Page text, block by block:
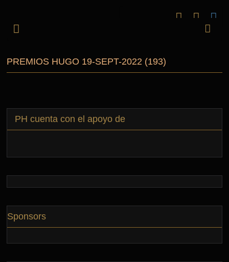
PREMIOS HUGO 19-SEPT-2022 (193)
PH cuenta con el apoyo de
Sponsors